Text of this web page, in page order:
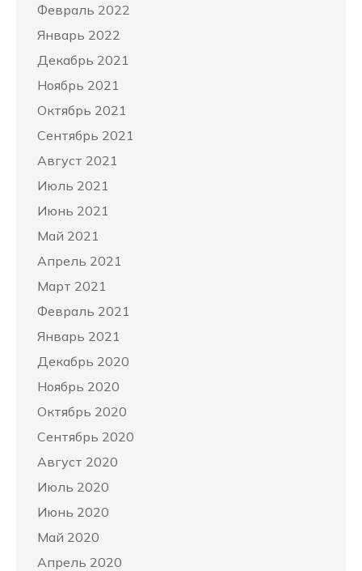
Февраль 2022
Январь 2022
Декабрь 2021
Ноябрь 2021
Октябрь 2021
Сентябрь 2021
Август 2021
Июль 2021
Июнь 2021
Май 2021
Апрель 2021
Март 2021
Февраль 2021
Январь 2021
Декабрь 2020
Ноябрь 2020
Октябрь 2020
Сентябрь 2020
Август 2020
Июль 2020
Июнь 2020
Май 2020
Апрель 2020